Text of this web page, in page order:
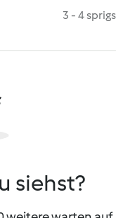
3 - 4 sprigs
siehst?